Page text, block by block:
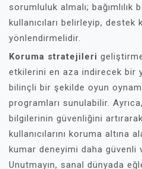
sorumluluk almalı;
kullanıcıları belirleyip, destek
yönlendirmelidir.
Koruma stratejileri
etkilerini en aza indirecek bir
bilinçli bir şekilde oyun
programları sunulabilir.
bilgilerinin güvenliğini
kullanıcılarını koruma altına
kumar deneyimi daha
Unutmayın, sanal dünyada